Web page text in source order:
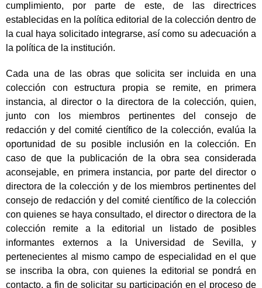
cumplimiento, por parte de este, de las directrices
establecidas en la política editorial de la colección dentro de
la cual haya solicitado integrarse, así como su adecuación a
la política de la institución.
Cada una de las obras que solicita ser incluida en una
colección con estructura propia se remite, en primera
instancia, al director o la directora de la colección, quien,
junto con los miembros pertinentes del consejo de
redacción y del comité científico de la colección, evalúa la
oportunidad de su posible inclusión en la colección. En
caso de que la publicación de la obra sea considerada
aconsejable, en primera instancia, por parte del director o
directora de la colección y de los miembros pertinentes del
consejo de redacción y del comité científico de la colección
con quienes se haya consultado, el director o directora de la
colección remite a la editorial un listado de posibles
informantes externos a la Universidad de Sevilla, y
pertenecientes al mismo campo de especialidad en el que
se inscriba la obra, con quienes la editorial se pondrá en
contacto, a fin de solicitar su participación en el proceso de